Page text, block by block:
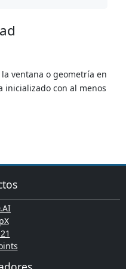
ventana o geometría en
inicializado con al menos